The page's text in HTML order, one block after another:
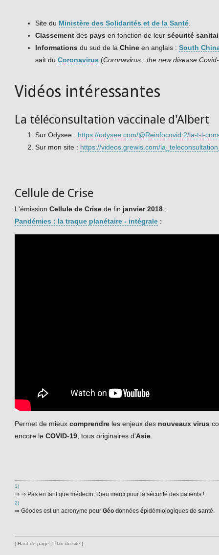
Site du Ministère des Solidarités et de la Santé
Classement des pays en fonction de leur sécurité
Informations du sud de la Chine en anglais : South
sait du Coronavirus (Coronavirus : the new disease
Vidéos intéressantes
La téléconsultation vaccinale d'Albert
Sur Odysee : https://odysee.com/@Reinfocovid:2/la-t-l-
Sur mon site : https://videos.grewis.com/
Cellule de Crise
L'émission Cellule de Crise de fin janvier 2018 :
Pandémies : la traque planétaire - intégrale :
Permet de mieux comprendre les enjeux des nouveaux virus
encore le COVID-19 , tous originaires d'Asie
1)
⇒ ⇒ Pas en tant que médecin, Dieu merci pour la sécurité des patients !
2)
⇒ Géodes est un acronyme pour Géo données épidémiologiques de santé.
[ Haut de page | Plan du site ]